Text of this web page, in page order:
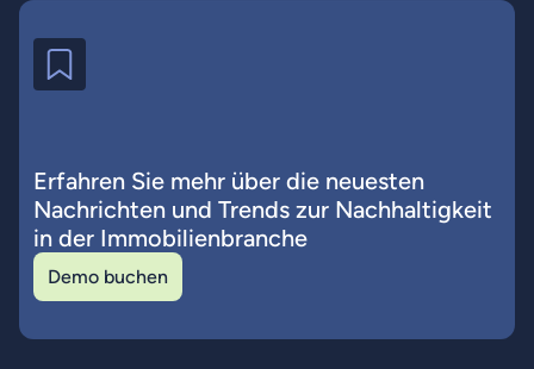
Erfahren Sie mehr über die neuesten
Nachrichten und Trends zur Nachhaltigkeit
in der Immobilienbranche
Demo buchen